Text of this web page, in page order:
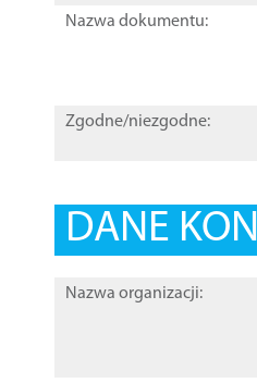
Nazwa dokumentu:
Zgodne/niezgodne:
DANE
Nazwa organizacji: